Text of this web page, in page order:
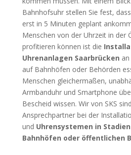
Bahnhofsuhr stellen Sie fest,
erst in 5 Minuten geplant
Menschen von der Uhrzeit in der
profitieren können ist die
Uhrenanlagen Saarbrücken
auf Bahnhöfen oder Behörden
Menschen gleichermaßen,
Armbanduhr und Smartphone
Bescheid wissen. Wir von SKS
Ansprechpartner bei der
und Uhrensystemen in
Bahnhöfen oder öffentlichen